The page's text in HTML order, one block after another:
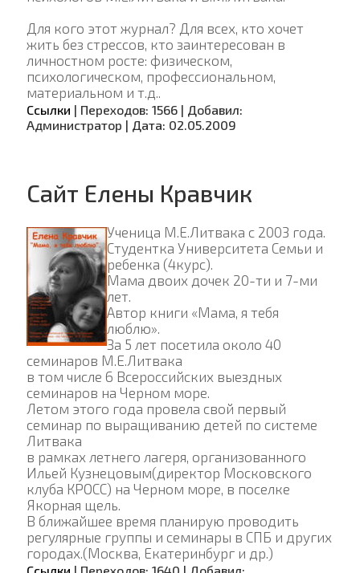
Для кого этот журнал? Для всех, кто хочет
жить без стрессов, кто заинтересован в
личностном росте: физическом,
психологическом, профессиональном,
материальном и т.д..
Ссылки | Переходов: 1566 | Добавил:
Администратор | Дата: 02.05.2009
Сайт Елены Кравчик
Ученица М.Е.Литвака с 2003 года.
Студентка Университета Семьи и
ребенка (4курс).
Мама двоих дочек 20-ти и 7-ми
лет.
Автор книги «Мама, я тебя
люблю».
За 5 лет посетила около 40
семинаров М.Е.Литвака
в том числе 6 Всероссийских выездных
семинаров на Черном море.
Летом этого года провела свой первый
семинар по выращиванию детей по системе
Литвака
в рамках летнего лагеря, организованного
Ильей Кузнецовым(директор Московского
клуба КРОСС) на Черном море, в поселке
Якорная щель.
В ближайшее время планирую проводить
регулярные группы и семинары в СПБ и других
городах.(Москва, Екатеринбург и др.)